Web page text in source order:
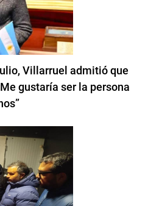
Villarruel admitió que
gustaría ser la persona